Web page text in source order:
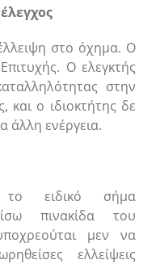
στο όχημα. Ο
Ο ελεγκτής
στην
και ο ιδιοκτήτης δε
άλλη ενέργεια.
το ειδικό σήμα
πινακίδα του
μεν να
ελλείψεις